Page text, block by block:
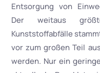
Entsorgung von
Der weitaus
Kunststoffabfälle
vor zum großen Teil
werden. Nur ein